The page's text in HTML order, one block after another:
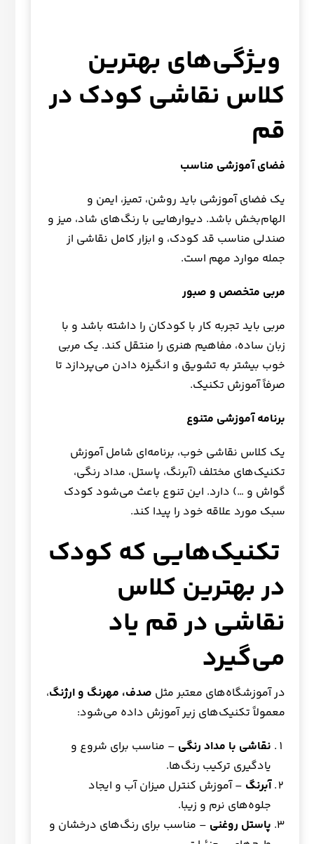
ویژگی‌های بهترین
کلاس نقاشی کودک در
قم
فضای آموزشی مناسب
یک فضای آموزشی باید روشن، تمیز، ایمن و
الهام‌بخش باشد. دیوارهایی با رنگ‌های شاد، میز و
صندلی مناسب قد کودک، و ابزار کامل نقاشی از
جمله موارد مهم است.
مربی متخصص و صبور
مربی باید تجربه کار با کودکان را داشته باشد و با
زبان ساده، مفاهیم هنری را منتقل کند. یک مربی
خوب بیشتر به تشویق و انگیزه دادن می‌پردازد تا
صرفاً آموزش تکنیک.
برنامه آموزشی متنوع
یک کلاس نقاشی خوب، برنامه‌ای شامل آموزش
تکنیک‌های مختلف (آبرنگ، پاستل، مداد رنگی،
گواش و …) دارد. این تنوع باعث می‌شود کودک
سبک مورد علاقه خود را پیدا کند.
تکنیک‌هایی که کودک
در بهترین کلاس
نقاشی در قم یاد
می‌گیرد
در آموزشگاه‌های معتبر مثل صدف، مهرنگ و ارژنگ،
معمولاً تکنیک‌های زیر آموزش داده می‌شود:
نقاشی با مداد رنگی – مناسب برای شروع و
یادگیری ترکیب رنگ‌ها.
آبرنگ – آموزش کنترل میزان آب و ایجاد
جلوه‌های نرم و زیبا.
پاستل روغنی – مناسب برای رنگ‌های درخشان و